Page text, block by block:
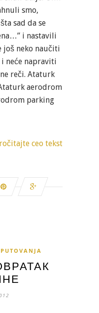
smo,
sad da se
i nastavili
još neko naučiti
neće napraviti
reči. Ataturk
aerodrom
parking
ceo tekst
PUTOVANJA